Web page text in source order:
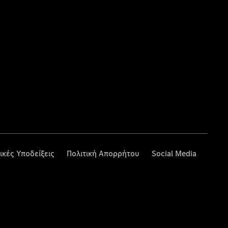
Υποδείξεις Πολιτική Απορρήτου Social Media